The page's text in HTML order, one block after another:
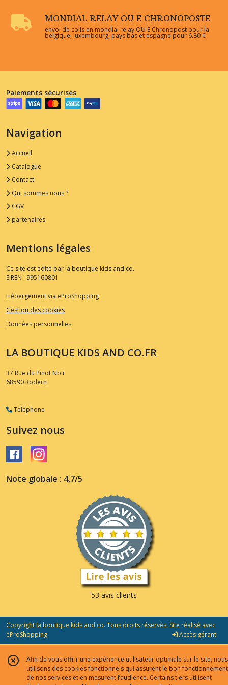
MONDIAL RELAY OU E CHRONOPOSTE
envoi de colis en mondial relay OU E Chronopost pour la
belgique, luxembourg, pays bas et espagne pour 6.80 €
Paiements sécurisés
Navigation
Accueil
Catalogue
Contact
Qui sommes nous ?
CGV
partenaires
Mentions légales
Ce site est édité par la boutique kids and co.
SIREN : 995160801
Hébergement via eProShopping
Gestion des cookies
Données personnelles
LA BOUTIQUE KIDS AND CO.FR
37 Rue du Pinot Noir
68590 Rodern
Téléphone
Suivez nous
Note globale : 4,7/5
53 avis clients
Copyright la boutique kids and co. Tous droits réservés. Site réalisé avec
eProShopping
Accès gérant
Afin de vous offrir une expérience utilisateur optimale sur le site, nous
utilisons des cookies fonctionnels qui assurent le bon fonctionnement
de nos services et en mesurent l’audience. Certains tiers utilisent